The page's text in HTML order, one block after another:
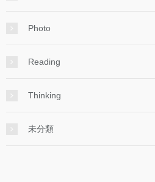
Photo
Reading
Thinking
未分類